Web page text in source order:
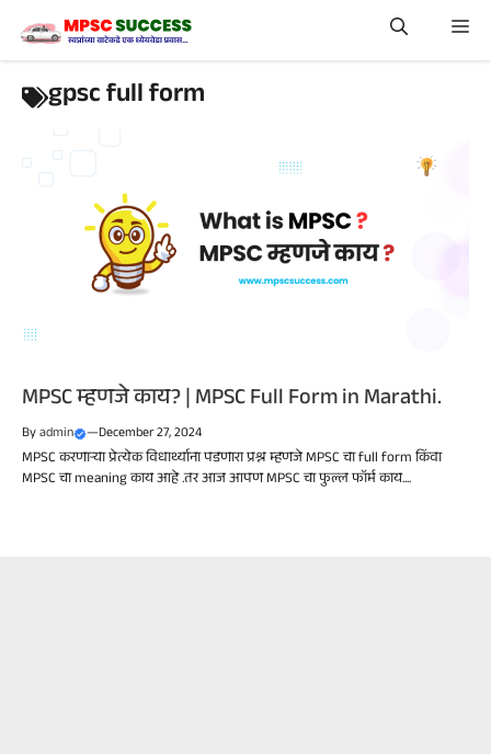
content
gpsc full form
MPSC म्हणजे काय? | MPSC Full Form in Marathi.
Byadmin —December 27, 2024
MPSC करणाऱ्या प्रेत्येक विधार्थ्याना पडणारा प्रश्न म्हणजे MPSC चा full form किंवा
MPSC चा meaning काय आहे .तर आज आपण MPSC चा फुल्ल फॉर्म काय....